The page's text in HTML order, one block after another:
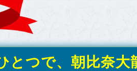
とつで、朝比奈大